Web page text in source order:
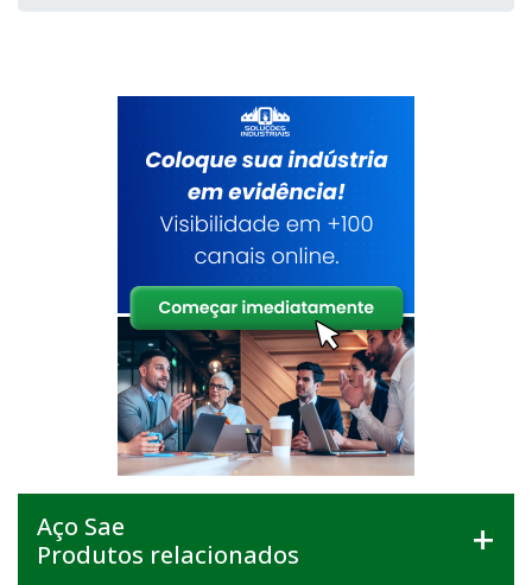
Aço Sae
Produtos relacionados